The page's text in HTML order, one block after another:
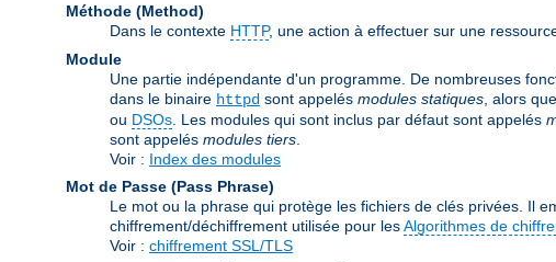
Méthode (Method)
Dans le contexte HTTP, une action à effectuer sur une
Module
Une partie indépendante d'un programme. De nombreuses
dans le binaire httpd sont appelés modules statiques , alors
ou DSOs . Les modules qui sont inclus par défaut sont appelés
sont appelés modules tiers
Voir : Index des modules
Mot de Passe (Pass Phrase)
Le mot ou la phrase qui protège les fichiers de clés privées. Il
chiffrement/déchiffrement utilisée pour lesAlgorithmes de
Voir : chiffrement SSL/TLS